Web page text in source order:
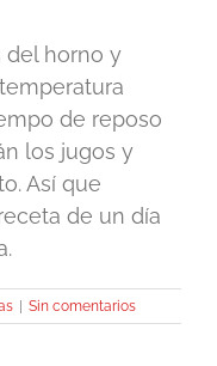
del horno y
de reposo
los jugos y
Así que
de un día
| Sin comentarios